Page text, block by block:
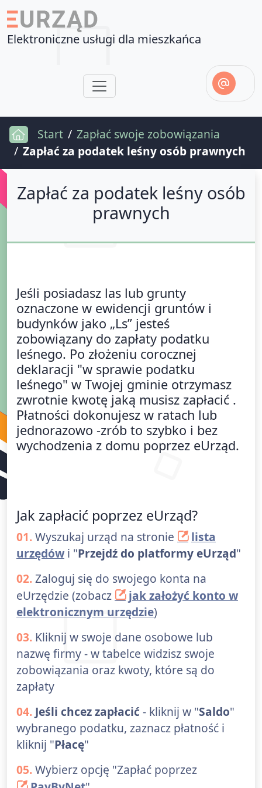
Elektroniczne usługi dla mieszkańca
Start
Zapłać swoje zobowiązania
Zapłać za podatek leśny osób prawnych
Zapłać za podatek leśny osób
prawnych
Jeśli posiadasz las lub grunty
oznaczone w ewidencji gruntów i
budynków jako „Ls” jesteś
zobowiązany do zapłaty podatku
leśnego. Po złożeniu corocznej
deklaracji "w sprawie podatku
leśnego" w Twojej gminie otrzymasz
zwrotnie kwotę jaką musisz zapłacić .
Płatności dokonujesz w ratach lub
jednorazowo -zrób to szybko i bez
wychodzenia z domu poprzez eUrząd.
Jak zapłacić poprzez eUrząd?
01.Wyszukaj urząd na stronie
lista
urzędów i "Przejdź do platformy eUrząd"
02.Zaloguj się do swojego konta na
eUrzędzie (zobacz
jak założyć konto w
elektronicznym urzędzie)
03. Kliknij w swoje dane osobowe lub
nazwę firmy - w tabelce widzisz swoje
zobowiązania oraz kwoty, które są do
zapłaty
04. Jeśli chcez zapłacić - kliknij w "Saldo"
wybranego podatku, zaznacz płatność i
kliknij "Płacę"
05.Wybierz opcję "Zapłać poprzez